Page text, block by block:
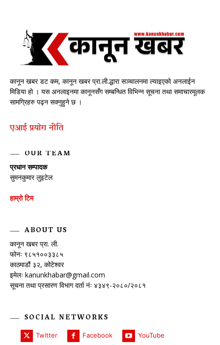
कानून खबर डट कम, कानून खबर प्रा.ली.द्धारा सञ्चालनमा ल्याइएको अनलाईन
मिडिया हो । यस अनलाइनमा कानूनसँग सम्बन्धित विभिन्न सूचना तथा समाचारमूलक
सामग्रिहरु पढ्न सक्नुहुने छ ।
एआई प्रयाेग नीति
OUR TEAM
प्रधान सम्पादक
सुमनकुमार लुइटेल
हाम्रो टिम
ABOUT US
कानून खबर प्रा. ली.
फोनः ९८५१००३३८५
काठमाडौं ३२, कोटेश्वर
इमेलः kanunkhabar@gmail.com
सूचना तथा प्रसारण विभाग दर्ता नंः ४३४९-२०८०/२०८१
SOCIAL NETWORKS
Twitter Facebook YouTube